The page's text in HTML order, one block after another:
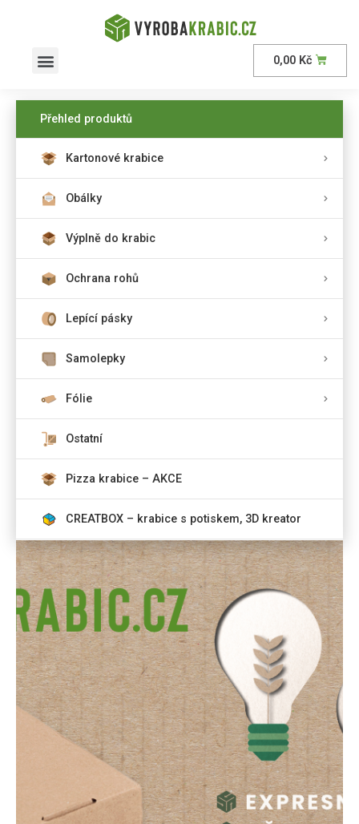
0,00 Kč
Přehled produktů
Kartonové krabice
Obálky
Výplně do krabic
Ochrana rohů
Lepící pásky
Samolepky
Fólie
Ostatní
Pizza krabice – AKCE
CREATBOX – krabice s potiskem, 3D kreator